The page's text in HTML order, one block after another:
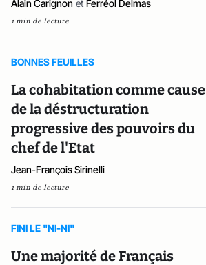
Alain Carignon et Ferréol Delmas
1 min de lecture
BONNES FEUILLES
La cohabitation comme cause
de la déstructuration
progressive des pouvoirs du
chef de l'Etat
Jean-François Sirinelli
1 min de lecture
FINI LE "NI-NI"
Une majorité de Français